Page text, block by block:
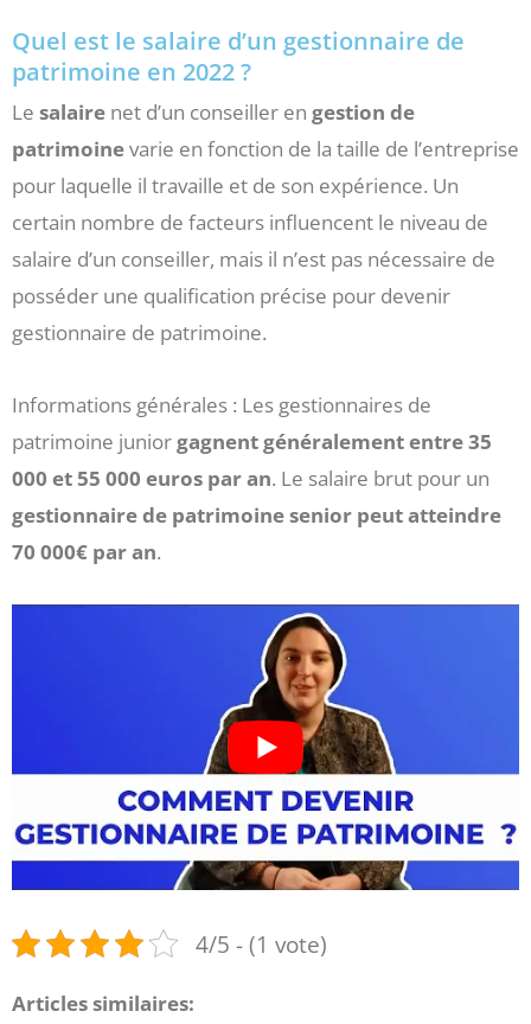
Quel est le salaire d’un gestionnaire de
patrimoine en 2022 ?
Le salaire net d’un conseiller en gestion de
patrimoinevarie en fonction de la taille de l’entreprise
pour laquelle il travaille et de son expérience. Un
certain nombre de facteurs influencent le niveau de
salaire d’un conseiller, mais il n’est pas nécessaire de
posséder une qualification précise pour devenir
gestionnaire de patrimoine.
Informations générales : Les gestionnaires de
patrimoine juniorgagnent généralement entre 35
000 et 55 000 euros par an. Le salaire brut pour un
gestionnaire de patrimoine senior peut atteindre
70 000€ par an.
4/5 - (1 vote)
Articles similaires: